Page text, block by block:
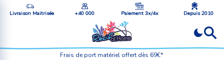
Livraison Maitrisée +40 000 Paiement 3x/4x Depuis 2010
Frais de port matériel offert dès 69€*